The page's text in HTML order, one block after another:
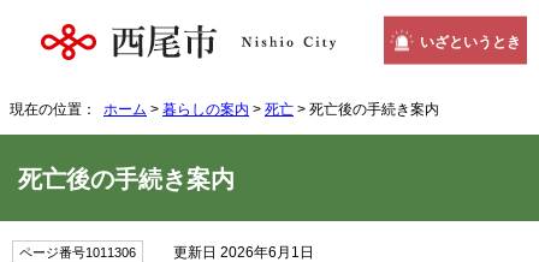
いざというとき
現在の位置： ホーム > 暮らしの案内 > 死亡 > 死亡後の手続き案内
死亡後の手続き案内
ページ番号1011306 更新日 2026年6月1日